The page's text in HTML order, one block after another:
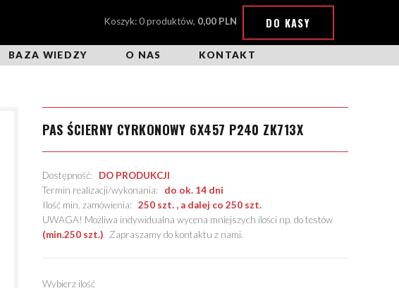
Koszyk: 0 produktów, 0,00 PLN DO KASY
BAZA WIEDZY O NAS KONTAKT
PAS ŚCIERNY CYRKONOWY 6X457 P240 ZK713X
Dostępność: DO PRODUKCJI
Termin realizacji/wykonania: do ok. 14 dni
Ilość min. zamówienia:250 szt. , a dalej co 250 szt.
UWAGA! Możliwa indywidualna wycena mniejszych ilości np. do testów
(min.250 szt.). Zapraszamy do kontaktu z nami.
Wybierz ilość